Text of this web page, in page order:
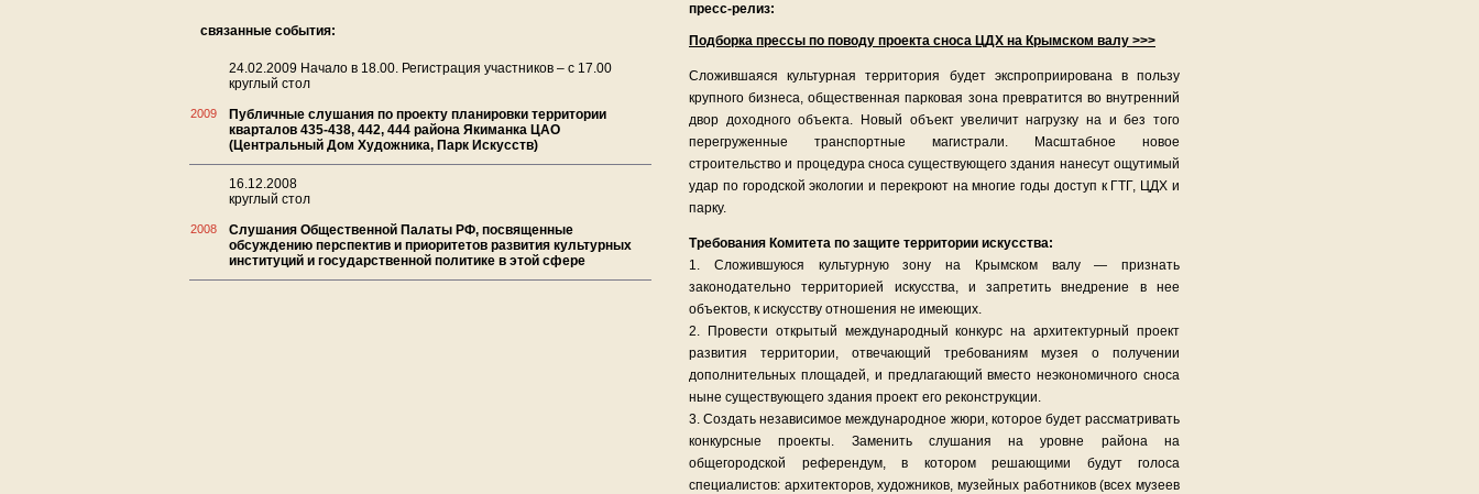
связанные события:
2009
24.02.2009 Начало в 18.00. Регистрация участников – с 17.00
круглый стол
Публичные слушания по проекту планировки территории
кварталов 435-438, 442, 444 района Якиманка ЦАО
(Центральный Дом Художника, Парк Искусств)
2008
16.12.2008
круглый стол
Слушания Общественной Палаты РФ, посвященные
обсуждению перспектив и приоритетов развития культурных
институций и государственной политике в этой сфере
пресс-релиз:
Подборка прессы по поводу проекта сноса ЦДХ на Крымском валу >>>
Сложившаяся культурная территория будет экспроприирована в пользу
крупного бизнеса, общественная парковая зона превратится во внутренний
двор доходного объекта. Новый объект увеличит нагрузку на и без того
перегруженные транспортные магистрали. Масштабное новое
строительство и процедура сноса существующего здания нанесут ощутимый
удар по городской экологии и перекроют на многие годы доступ к ГТГ, ЦДХ и
парку.
Требования Комитета по защите территории искусства:
1. Сложившуюся культурную зону на Крымском валу — признать
законодательно территорией искусства, и запретить внедрение в нее
объектов, к искусству отношения не имеющих.
2. Провести открытый международный конкурс на архитектурный проект
развития территории, отвечающий требованиям музея о получении
дополнительных площадей, и предлагающий вместо неэкономичного сноса
ныне существующего здания проект его реконструкции.
3. Создать независимое международное жюри, которое будет рассматривать
конкурсные проекты. Заменить слушания на уровне района на
общегородской референдум, в котором решающими будут голоса
специалистов: архитекторов, художников, музейных работников (всех музеев